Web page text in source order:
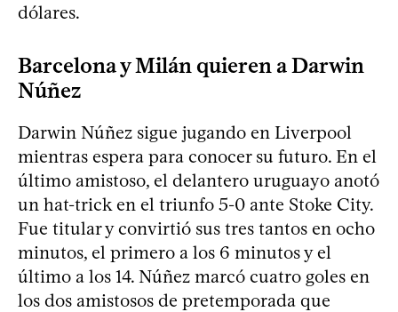
dólares.
Barcelona y Milán quieren a Darwin
Núñez
Darwin Núñez sigue jugando en Liverpool
mientras espera para conocer su futuro. En el
último amistoso, el delantero uruguayo anotó
un hat-trick en el triunfo 5-0 ante Stoke City.
Fue titular y convirtió sus tres tantos en ocho
minutos, el primero a los 6 minutos y el
último a los 14. Núñez marcó cuatro goles en
los dos amistosos de pretemporada que